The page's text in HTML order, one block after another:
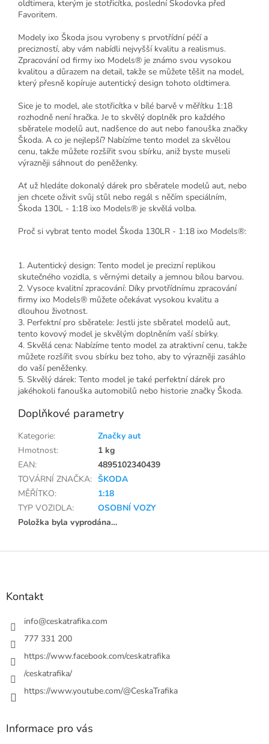
oldtimera, kterým je stotřicítka, poslední Škodovka před
Favoritem.
Modely ixo Škoda jsou vyrobeny s prvotřídní péčí a
precizností, aby vám nabídli nejvyšší kvalitu a realismus.
Zpracování od firmy ixo Models® je známo svou vysokou
kvalitou a důrazem na detail, takže se můžete těšit na model,
který přesně kopíruje autentický design tohoto oldtimera.
Sice je to model, ale stotřicítka v bílé barvě v měřítku 1:18
rozhodně není hračka. Je to skvělý doplněk pro každého
sběratele modelů aut, nadšence do aut nebo fanouška značky
Škoda. A co je nejlepší? Nabízíme tento model za skvělou
cenu, takže můžete rozšířit svou sbírku, aniž byste museli
výrazněji sáhnout do peněženky.
Ať už hledáte dokonalý dárek pro sběratele modelů aut, nebo
jen chcete oživit svůj stůl nebo regál s něčím speciálním,
Škoda 130L - 1:18 ixo Models® je skvělá volba.
Proč si vybrat tento model Škoda 130LR - 1:18 ixo Models®:
1. Autentický design: Tento model je precizní replikou
skutečného vozidla, s věrnými detaily a jemnou bílou barvou.
2. Vysoce kvalitní zpracování: Díky prvotřídnímu zpracování
firmy ixo Models® můžete očekávat vysokou kvalitu a
dlouhou životnost.
3. Perfektní pro sběratele: Jestli jste sběratel modelů aut,
tento kovový model je skvělým doplněním vaší sbírky.
4. Skvělá cena: Nabízíme tento model za atraktivní cenu, takže
můžete rozšířit svou sbírku bez toho, aby to výrazněji zasáhlo
do vaší peněženky.
5. Skvělý dárek: Tento model je také perfektní dárek pro
jakéhokoli fanouška automobilů nebo historie značky Škoda.
Doplňkové parametry
Kategorie:
Značky aut
Hmotnost:
1 kg
EAN:
4895102340439
TOVÁRNÍ ZNAČKA: ŠKODA
MĚŘÍTKO:
1:18
TYP VOZIDLA:
OSOBNÍ VOZY
Položka byla vyprodána…
Z
Kontakt
info@ceskatrafika.com
777 331 200
https://www.facebook.com/ceskatrafika
/ceskatrafika/
https://www.youtube.com/@CeskaTrafika
Informace pro vás